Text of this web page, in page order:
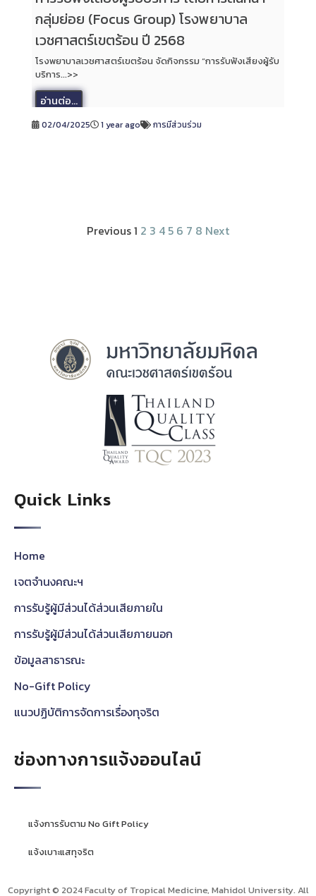
กลุ่มย่อย (Focus Group) โรงพยาบาล
เวชศาสตร์เขตร้อน ปี 2568
โรงพยาบาลเวชศาสตร์เขตร้อน จัดกิจกรรม “การรับฟังเสียงผู้รับ
บริการ...>>
อ่านต่อ...
02/04/2025 1 year ago การมีส่วนร่วม
Previous1 2 3 4 5 6 7 8 Next
Quick Links
Home
เจตจำนงคณะฯ
การรับรู้ผู้มีส่วนได้ส่วนเสียภายใน
การรับรู้ผู้มีส่วนได้ส่วนเสียภายนอก
ข้อมูลสาธารณะ
No-Gift Policy
แนวปฏิบัติการจัดการเรื่องทุจริต
ช่องทางการแจ้งออนไลน์
แจ้งการรับตาม No Gift Policy
แจ้งเบาะแสทุจริต
Copyright © 2024 Faculty of Tropical Medicine, Mahidol University. All